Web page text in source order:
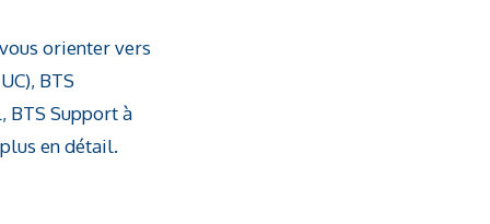
orienter vers
BTS
Support à
en détail.